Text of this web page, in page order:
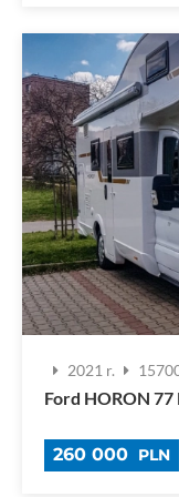
2021 r.
Ford HORON 77
260 000 PLN